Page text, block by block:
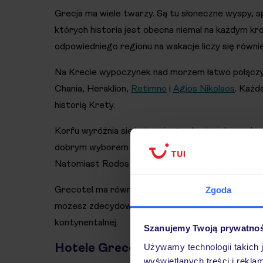
Zgoda
Szanujemy Twoją
Używamy technologii
wyświetlanych treści i
Grecja ma wiele twarzy. Są tu słoneczne wyspy,
których historia jest obecna niemal na każdym
odpowiedniego regionu na wakacje liczy się
Na Krecie wypoczynek nad morzem łatwo
Chania, Heraklion, Retimno i Agios Nikolaos.
historią Krety.
Korfu wyróżnia się bujnymi ogrodami, zielonym
dobrym wyborem dla osób, które cenią szerokie
Natomiast Rodos przyciąga zarówno
Grecotel ma również hotele na zachodnim
możesz zdecydować się na klasyczne wczasy
kontynentalnej.
Hotele Grecotel – czym różnią się